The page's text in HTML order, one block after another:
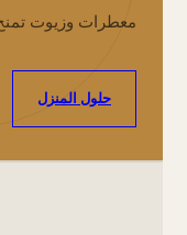
معطرات وزيوت تمنح
حلول المنزل